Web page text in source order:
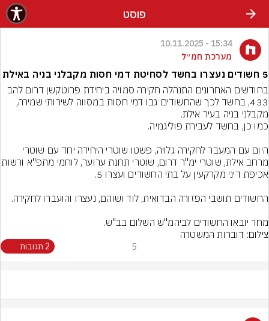
פוסט
15:34 - 10.11.2025
מערכת חמ״ל
5 חשודים נעצרו בחשד לסחיטת דמי חסות מקבלני בניה באילת
בחודשים האחרונים התנהלה חקירה סמויה ביחידת פרוטקשן דרום להב
מרחב אילת, שוטרי ימ"ר
מחר יובאו החשודים לביהמ"ש השלום בב"ש.
צילום: דוברות המשטרה
5 2 תגובות